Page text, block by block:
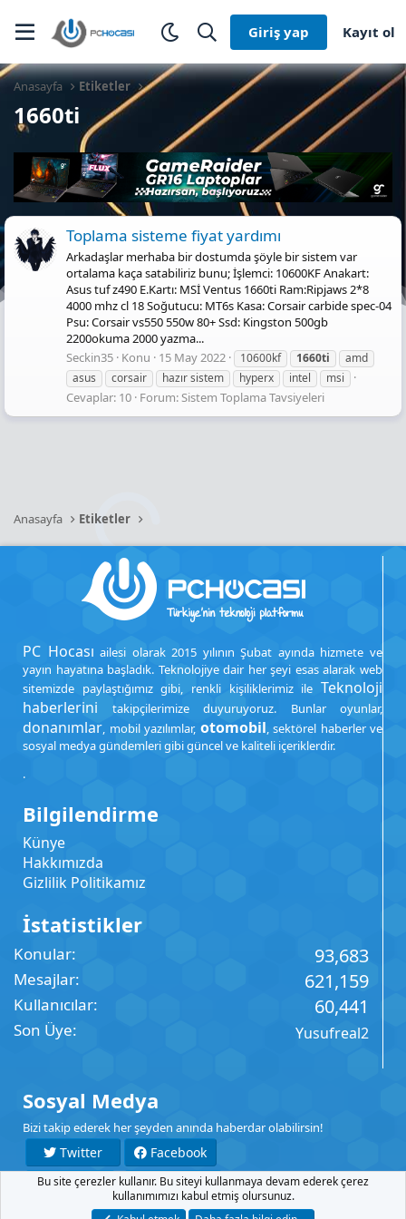
Giriş yap Kayıt ol
Anasayfa Etiketler
1660ti
Toplama sisteme fiyat yardımı
Arkadaşlar merhaba bir dostumda şöyle bir sistem var
ortalama kaça satabiliriz bunu; İşlemci: 10600KF Anakart:
Asus tuf z490 E.Kartı: MSİ Ventus 1660ti Ram:Ripjaws 2*8
4000 mhz cl 18 Soğutucu: MT6s Kasa: Corsair carbide spec-04
Psu: Corsair vs550 550w 80+ Ssd: Kingston 500gb
2200okuma 2000 yazma...
Seckin35 Konu 15 May 2022 10600kf 1660ti
amd
asus
corsair hazır sistem hyperx intel msi
Cevaplar: 10 Forum:Sistem Toplama Tavsiyeleri
Anasayfa Etiketler
PC Hocası ailesi olarak 2015 yılının Şubat ayında hizmete ve
yayın hayatına başladık. Teknolojiye dair her şeyi esas alarak web
sitemizde paylaştığımız gibi, renkli kişiliklerimiz ile Teknoloji
haberlerini takipçilerimize duyuruyoruz. Bunlar oyunlar,
donanımlar, mobil yazılımlar, otomobil, sektörel haberler ve
sosyal medya gündemleri gibi güncel ve kaliteli içeriklerdir.
.
Bilgilendirme
Künye
Hakkımızda
Gizlilik Politikamız
İstatistikler
Konular 93,683
Mesajlar 621,159
Kullanıcılar 60,441
Son Üye Yusufreal2
Sosyal Medya
Bizi takip ederek her şeyden anında haberdar olabilirsin!
Twitter
Facebook
YouTube
Instagram
Bu site çerezler kullanır. Bu siteyi kullanmaya devam ederek çerez
kullanımımızı kabul etmiş olursunuz.